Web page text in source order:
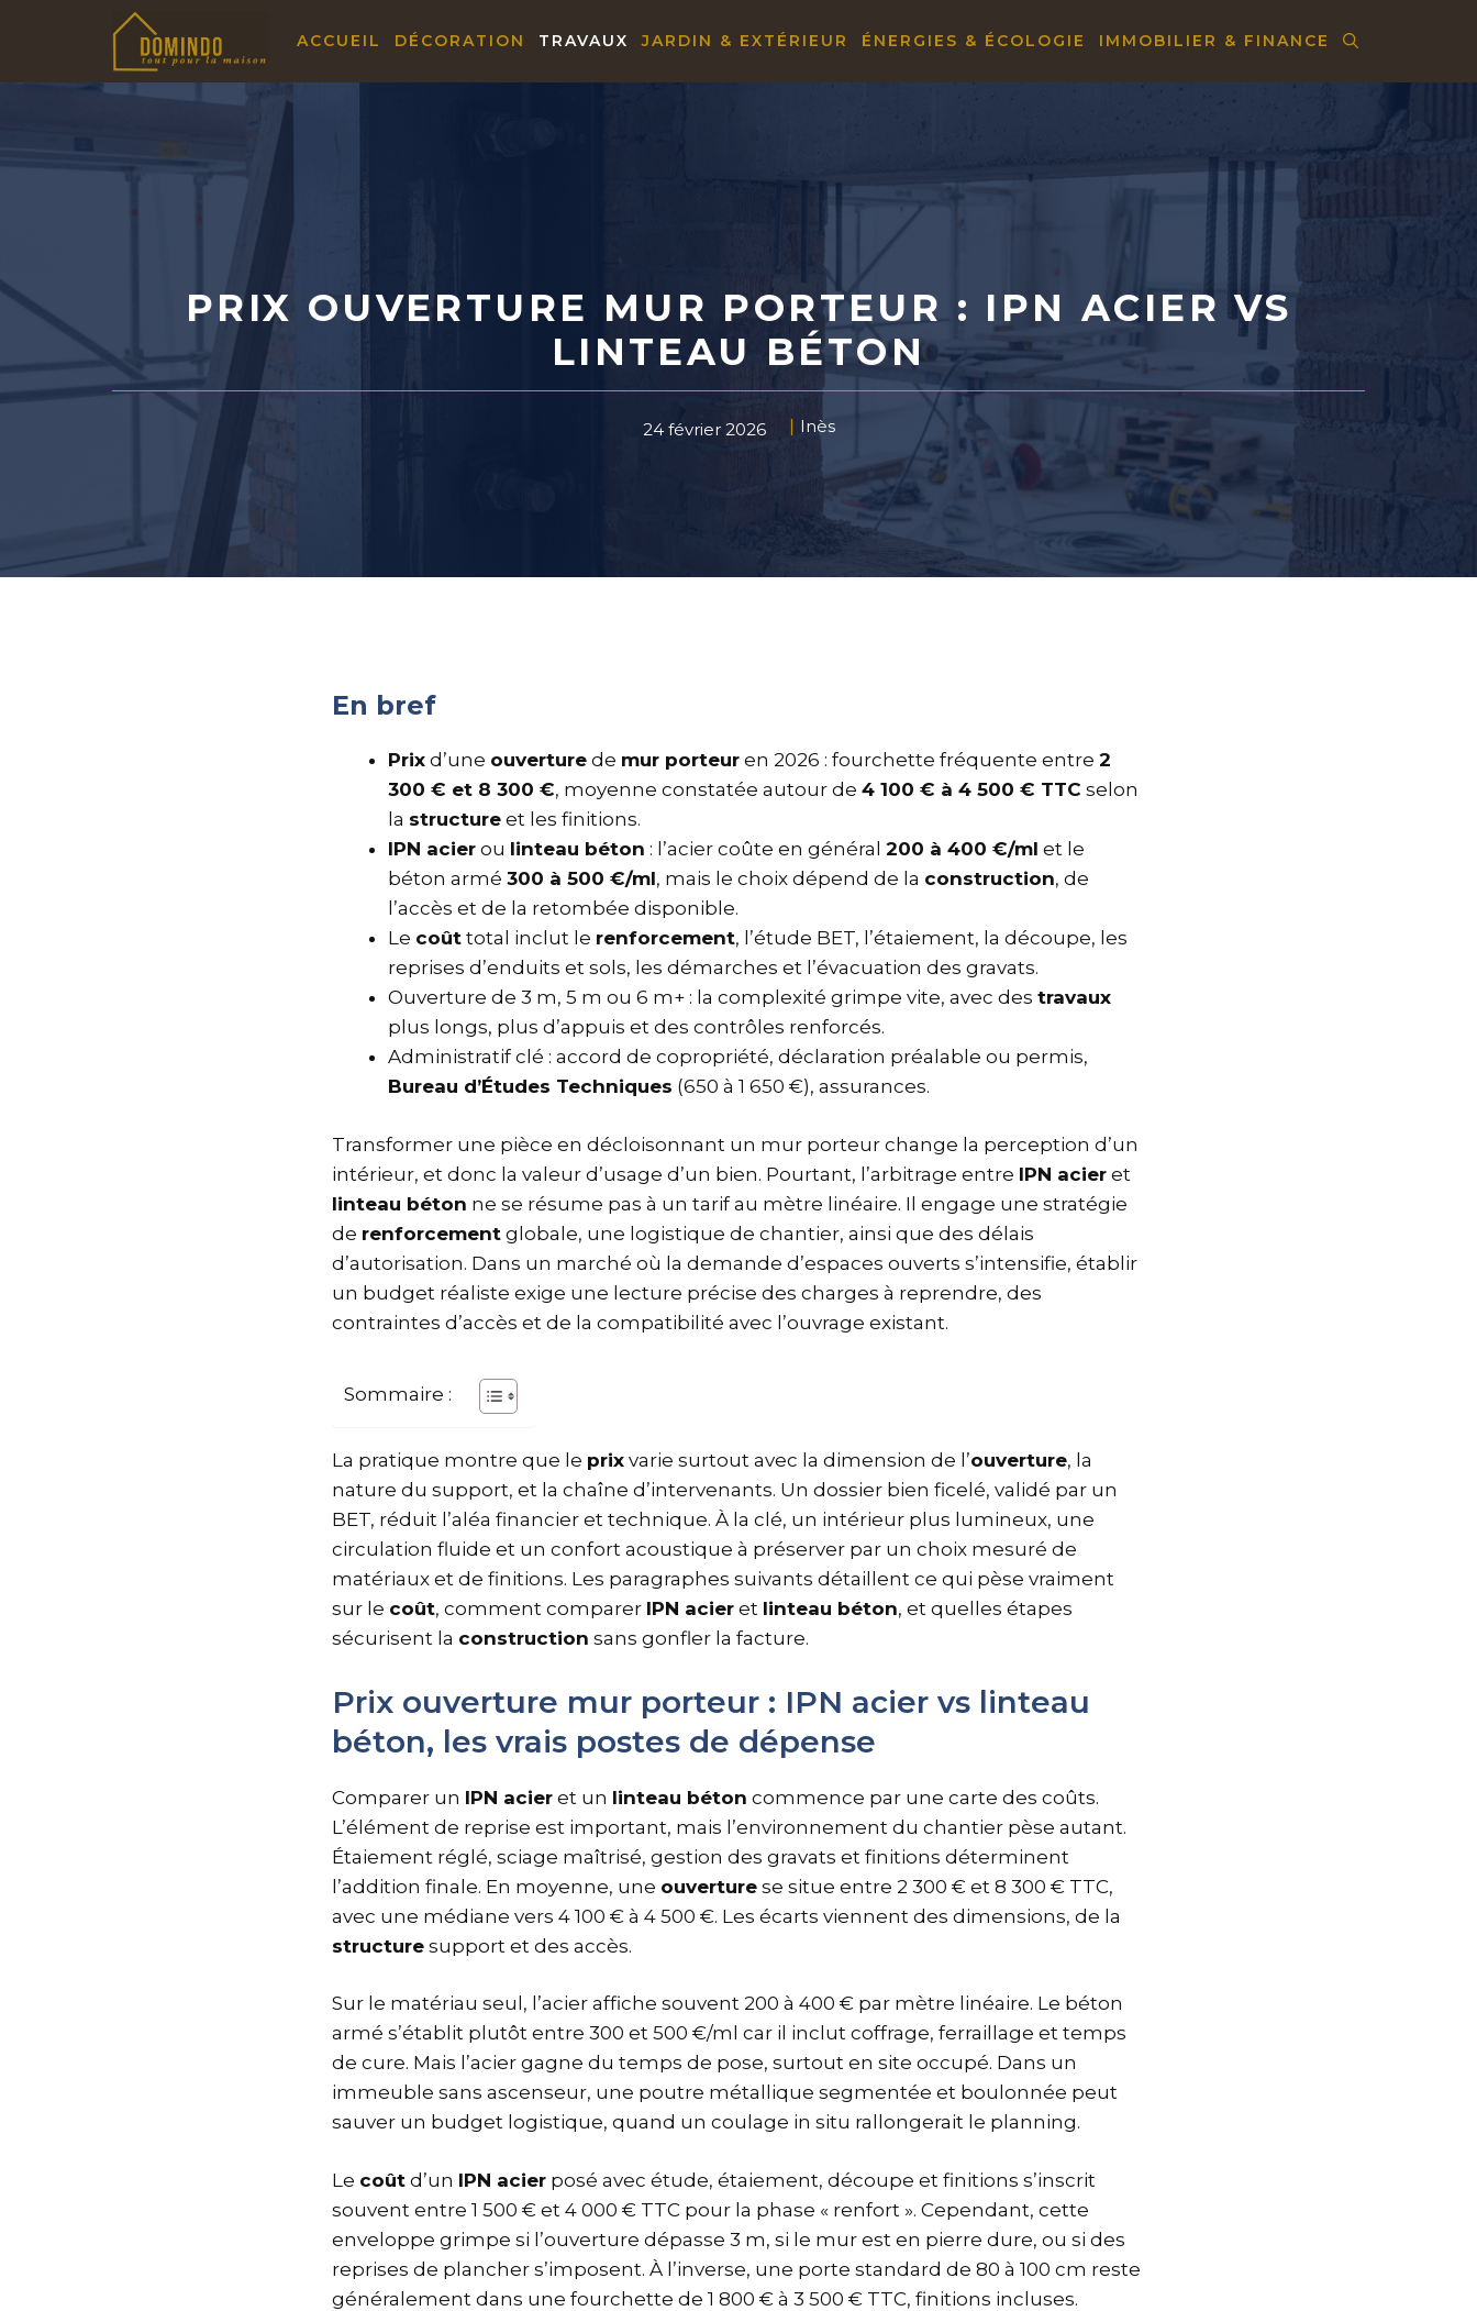
ACCUEIL DÉCORATION TRAVAUX JARDIN & EXTÉRIEUR ÉNERGIES & ÉCOLOGIE IMMOBILIER & FINANCE
PRIX OUVERTURE MUR PORTEUR : IPN ACIER VS
LINTEAU BÉTON
24 février 2026 Inès
En bref
Prix d’une ouverture de mur porteur en 2026 : fourchette fréquente entre 2
300 € et 8 300 €, moyenne constatée autour de 4 100 € à 4 500 € TTC selon
la structure et les finitions.
IPN acier ou linteau béton : l’acier coûte en général 200 à 400 €/ml et le
béton armé 300 à 500 €/ml, mais le choix dépend de la construction, de
l’accès et de la retombée disponible.
Le coût total inclut le renforcement, l’étude BET, l’étaiement, la découpe, les
reprises d’enduits et sols, les démarches et l’évacuation des gravats.
Ouverture de 3 m, 5 m ou 6 m+ : la complexité grimpe vite, avec des travaux
plus longs, plus d’appuis et des contrôles renforcés.
Administratif clé : accord de copropriété, déclaration préalable ou permis,
Bureau d’Études Techniques (650 à 1 650 €), assurances.
Transformer une pièce en décloisonnant un mur porteur change la perception d’un
intérieur, et donc la valeur d’usage d’un bien. Pourtant, l’arbitrage entre IPN acier et
linteau béton ne se résume pas à un tarif au mètre linéaire. Il engage une stratégie
de renforcement globale, une logistique de chantier, ainsi que des délais
d’autorisation. Dans un marché où la demande d’espaces ouverts s’intensifie, établir
un budget réaliste exige une lecture précise des charges à reprendre, des
contraintes d’accès et de la compatibilité avec l’ouvrage existant.
Sommaire :
La pratique montre que le prix varie surtout avec la dimension de l’ouverture, la
nature du support, et la chaîne d’intervenants. Un dossier bien ficelé, validé par un
BET, réduit l’aléa financier et technique. À la clé, un intérieur plus lumineux, une
circulation fluide et un confort acoustique à préserver par un choix mesuré de
matériaux et de finitions. Les paragraphes suivants détaillent ce qui pèse vraiment
sur le coût, comment comparer IPN acier et linteau béton, et quelles étapes
sécurisent la construction sans gonfler la facture.
Prix ouverture mur porteur : IPN acier vs linteau
béton, les vrais postes de dépense
Comparer un IPN acier et un linteau béton commence par une carte des coûts.
L’élément de reprise est important, mais l’environnement du chantier pèse autant.
Étaiement réglé, sciage maîtrisé, gestion des gravats et finitions déterminent
l’addition finale. En moyenne, une ouverture se situe entre 2 300 € et 8 300 € TTC,
avec une médiane vers 4 100 € à 4 500 €. Les écarts viennent des dimensions, de la
structure support et des accès.
Sur le matériau seul, l’acier affiche souvent 200 à 400 € par mètre linéaire. Le béton
armé s’établit plutôt entre 300 et 500 €/ml car il inclut coffrage, ferraillage et temps
de cure. Mais l’acier gagne du temps de pose, surtout en site occupé. Dans un
immeuble sans ascenseur, une poutre métallique segmentée et boulonnée peut
sauver un budget logistique, quand un coulage in situ rallongerait le planning.
Le coût d’un IPN acier posé avec étude, étaiement, découpe et finitions s’inscrit
souvent entre 1 500 € et 4 000 € TTC pour la phase « renfort ». Cependant, cette
enveloppe grimpe si l’ouverture dépasse 3 m, si le mur est en pierre dure, ou si des
reprises de plancher s’imposent. À l’inverse, une porte standard de 80 à 100 cm reste
généralement dans une fourchette de 1 800 € à 3 500 € TTC, finitions incluses.